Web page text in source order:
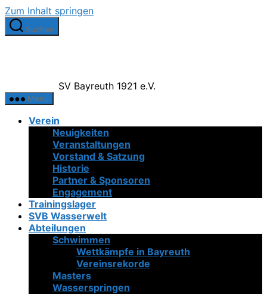
Zum Inhalt springen
Suchen
SV Bayreuth 1921 e.V.
Menü
Verein
Neuigkeiten
Veranstaltungen
Vorstand & Satzung
Historie
Partner & Sponsoren
Engagement
Trainingslager
SVB Wasserwelt
Abteilungen
Schwimmen
Wettkämpfe in Bayreuth
Vereinsrekorde
Masters
Wasserspringen